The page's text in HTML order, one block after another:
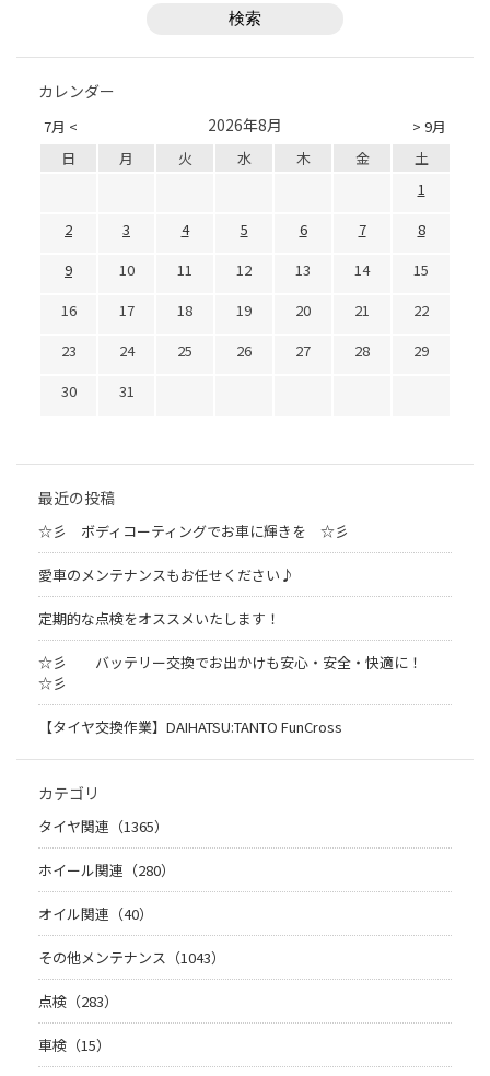
カレンダー
7月 < > 9月
2026年8月
日 月 火 水 木 金
土
1
2
3 4 5 6 7
8
9
10 11 12 13 14
15
16
17 18 19 20 21
22
23
24 25 26 27 28
29
30
31
最近の投稿
☆彡 ボディコーティングでお車に輝きを ☆彡
愛車のメンテナンスもお任せください♪
定期的な点検をオススメいたします！
☆彡 バッテリー交換でお出かけも安心・安全・快適に！
☆彡
【タイヤ交換作業】DAIHATSU:TANTO FunCross
カテゴリ
タイヤ関連（1365）
ホイール関連（280）
オイル関連（40）
その他メンテナンス（1043）
点検（283）
車検（15）